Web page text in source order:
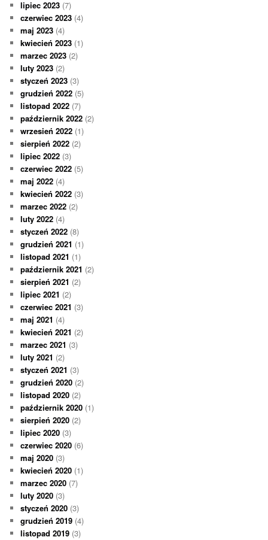
lipiec 2023 (7)
czerwiec 2023 (4)
maj 2023 (4)
kwiecień 2023 (1)
marzec 2023 (2)
luty 2023 (2)
styczeń 2023 (3)
grudzień 2022 (5)
listopad 2022 (7)
październik 2022 (2)
wrzesień 2022 (1)
sierpień 2022 (2)
lipiec 2022 (3)
czerwiec 2022 (5)
maj 2022 (4)
kwiecień 2022 (3)
marzec 2022 (2)
luty 2022 (4)
styczeń 2022 (8)
grudzień 2021 (1)
listopad 2021 (1)
październik 2021 (2)
sierpień 2021 (2)
lipiec 2021 (2)
czerwiec 2021 (3)
maj 2021 (4)
kwiecień 2021 (2)
marzec 2021 (3)
luty 2021 (2)
styczeń 2021 (3)
grudzień 2020 (2)
listopad 2020 (2)
październik 2020 (1)
sierpień 2020 (2)
lipiec 2020 (3)
czerwiec 2020 (6)
maj 2020 (3)
kwiecień 2020 (1)
marzec 2020 (7)
luty 2020 (3)
styczeń 2020 (3)
grudzień 2019 (4)
listopad 2019 (3)